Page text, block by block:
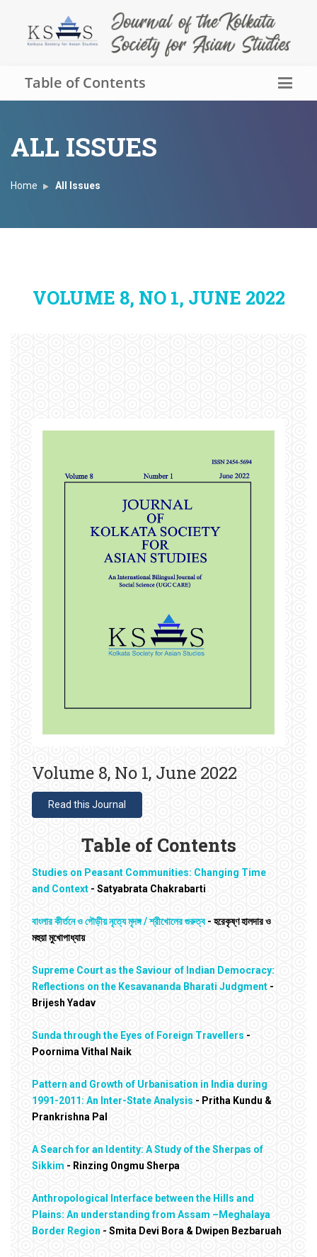
Table of Contents
ALL ISSUES
Home All Issues
VOLUME 8, NO 1, JUNE 2022
Volume 8, No 1, June 2022
Read this Journal
Table of Contents
Studies on Peasant Communities: Changing Time
and Context - Satyabrata Chakrabarti
বাংলার কীর্তনে ও গৌড়ীয় নৃত্যে মৃদঙ্গ / শ্রীখোলের গুরুত্ব- হরেকৃষ্ণ হালদার ও
মহুয়া মুখোপাধ্যায়
Supreme Court as the Saviour of Indian Democracy:
Reflections on the Kesavananda Bharati Judgment -
Brijesh Yadav
Sunda through the Eyes of Foreign Travellers -
Poornima Vithal Naik
Pattern and Growth of Urbanisation in India during
1991-2011: An Inter-State Analysis - Pritha Kundu &
Prankrishna Pal
A Search for an Identity: A Study of the Sherpas of
Sikkim - Rinzing Ongmu Sherpa
Anthropological Interface between the Hills and
Plains: An understanding from Assam –Meghalaya
Border Region - Smita Devi Bora & Dwipen Bezbaruah